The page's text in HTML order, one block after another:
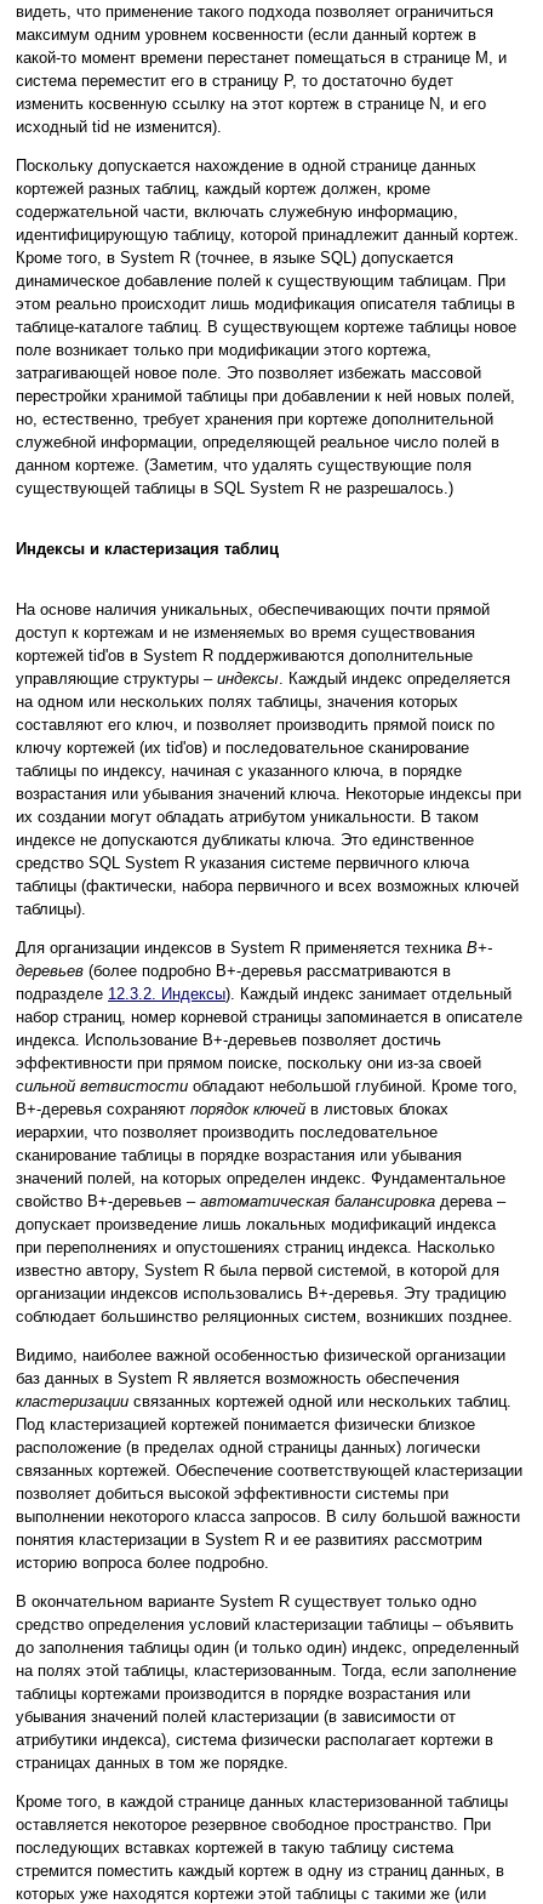
видеть, что применение такого подхода позволяет ограничиться
максимум одним уровнем косвенности (если данный кортеж в
какой-то момент времени перестанет помещаться в странице M, и
система переместит его в страницу P, то достаточно будет
изменить косвенную ссылку на этот кортеж в странице N, и его
исходный tid не изменится).
Поскольку допускается нахождение в одной странице данных
кортежей разных таблиц, каждый кортеж должен, кроме
содержательной части, включать служебную информацию,
идентифицирующую таблицу, которой принадлежит данный кортеж.
Кроме того, в System R (точнее, в языке SQL) допускается
динамическое добавление полей к существующим таблицам. При
этом реально происходит лишь модификация описателя таблицы в
таблице-каталоге таблиц. В существующем кортеже таблицы новое
поле возникает только при модификации этого кортежа,
затрагивающей новое поле. Это позволяет избежать массовой
перестройки хранимой таблицы при добавлении к ней новых полей,
но, естественно, требует хранения при кортеже дополнительной
служебной информации, определяющей реальное число полей в
данном кортеже. (Заметим, что удалять существующие поля
существующей таблицы в SQL System R не разрешалось.)
Индексы и кластеризация таблиц
На основе наличия уникальных, обеспечивающих почти прямой
доступ к кортежам и не изменяемых во время существования
кортежей tid'ов в System R поддерживаются дополнительные
управляющие структуры – индексы. Каждый индекс определяется
на одном или нескольких полях таблицы, значения которых
составляют его ключ, и позволяет производить прямой поиск по
ключу кортежей (их tid'ов) и последовательное сканирование
таблицы по индексу, начиная с указанного ключа, в порядке
возрастания или убывания значений ключа. Некоторые индексы при
их создании могут обладать атрибутом уникальности. В таком
индексе не допускаются дубликаты ключа. Это единственное
средство SQL System R указания системе первичного ключа
таблицы (фактически, набора первичного и всех возможных ключей
таблицы).
Для организации индексов в System R применяется техника B+-
деревьев (более подробно B+-деревья рассматриваются в
подразделе 12.3.2. Индексы). Каждый индекс занимает отдельный
набор страниц, номер корневой страницы запоминается в описателе
индекса. Использование B+-деревьев позволяет достичь
эффективности при прямом поиске, поскольку они из-за своей
сильной ветвистости обладают небольшой глубиной. Кроме того,
B+-деревья сохраняют порядок ключей в листовых блоках
иерархии, что позволяет производить последовательное
сканирование таблицы в порядке возрастания или убывания
значений полей, на которых определен индекс. Фундаментальное
свойство B+-деревьев – автоматическая балансировка дерева –
допускает произведение лишь локальных модификаций индекса
при переполнениях и опустошениях страниц индекса. Насколько
известно автору, System R была первой системой, в которой для
организации индексов использовались B+-деревья. Эту традицию
соблюдает большинство реляционных систем, возникших позднее.
Видимо, наиболее важной особенностью физической организации
баз данных в System R является возможность обеспечения
кластеризации связанных кортежей одной или нескольких таблиц.
Под кластеризацией кортежей понимается физически близкое
расположение (в пределах одной страницы данных) логически
связанных кортежей. Обеспечение соответствующей кластеризации
позволяет добиться высокой эффективности системы при
выполнении некоторого класса запросов. В силу большой важности
понятия кластеризации в System R и ее развитиях рассмотрим
историю вопроса более подробно.
В окончательном варианте System R существует только одно
средство определения условий кластеризации таблицы – объявить
до заполнения таблицы один (и только один) индекс, определенный
на полях этой таблицы, кластеризованным. Тогда, если заполнение
таблицы кортежами производится в порядке возрастания или
убывания значений полей кластеризации (в зависимости от
атрибутики индекса), система физически располагает кортежи в
страницах данных в том же порядке.
Кроме того, в каждой странице данных кластеризованной таблицы
оставляется некоторое резервное свободное пространство. При
последующих вставках кортежей в такую таблицу система
стремится поместить каждый кортеж в одну из страниц данных, в
которых уже находятся кортежи этой таблицы с такими же (или